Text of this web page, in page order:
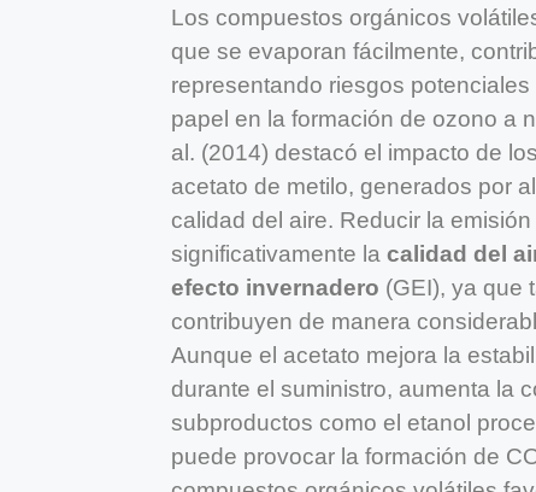
Los compuestos orgánicos
que se evaporan fácilmente,
representando riesgos
papel en la formación de ozono a
al. (2014) destacó el impacto de
acetato de metilo, generados por
calidad del aire. Reducir la
significativamente la calidad del
efecto invernadero (GEI), ya que
contribuyen de manera
Aunque el acetato mejora la
durante el suministro, aumenta la
subproductos como el etanol
puede provocar la formación de